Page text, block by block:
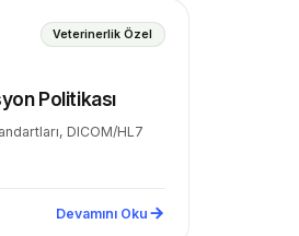
Veterinerlik Özel
Politikası
DICOM/HL7
Devamını Oku